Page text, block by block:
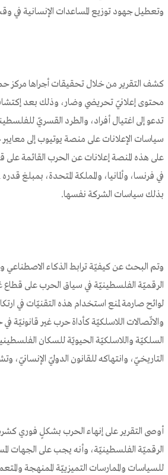
وتعطيل جهود توزيع المساعدات الإنسانية في
كشف التقرير من خلال تحقيقات أجراها مركز
محتوى إعلانيّ تحريضي وضار، وذلك بعد
تدعو إلى اغتيال أفراد، والطرد القسريّ
سياسات الإعلانات على منصة يوتيوب إلى
على هذه المنصة إعلانات عن الحرب القائمة
بذلك سياسات الشركة نفسها.
وتم البحث عن كيفيّة ترابط الذكاء الاصطناعي
الرقميّة الفلسطينيّة في سياق الحرب على قطاع
لوائح صارمة لمنع استخدام هذه التقنيّات في
والاتّصالات اللاسلكيّة كأداة حرب غير قانونيّة
السلكيّة واللاسلكيّة الحيويّة للسكان
التاريخيّ، وانتهاكه للقانون الدوليّ
أوصى التقرير على إنهاء الحرب بشكلٍ فوري
الرقميّة الفلسطينيّة، وأنه يجب على الجهات
للسياسات والممارسات التميزييّة الممنهجة